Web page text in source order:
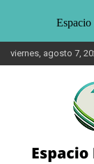
Saltar
al
viernes, agosto 7,
Espacio